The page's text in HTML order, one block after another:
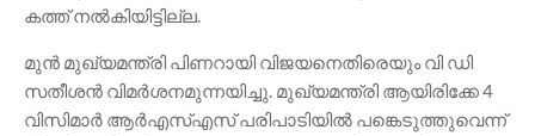
കത്ത് നൽകിയിട്ടില്ല.
മുൻ മുഖ്യമന്ത്രി പിണറായി വിജയനെതിരെയും വി ഡി
സതീശൻ വിമർശനമുന്നയിച്ചു. മുഖ്യമന്ത്രി ആയിരിക്കേ 4
വിസിമാർ ആർഎസ്എസ് പരിപാടിയിൽ പങ്കെടുത്തുവെന്ന്